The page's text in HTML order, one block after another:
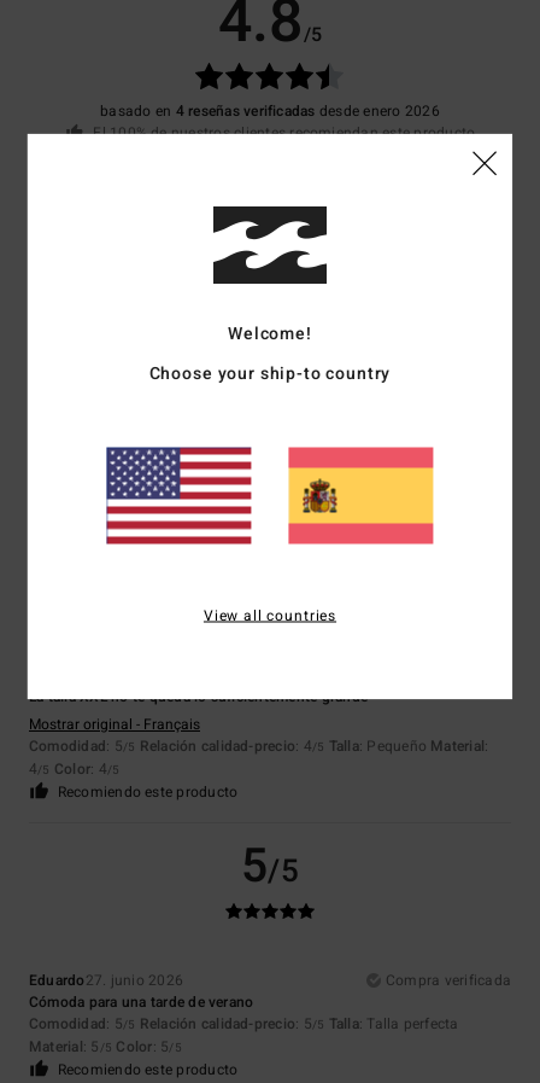
4.8/5
basado en 4 reseñas verificadas desde enero 2026
El 100% de nuestros clientes recomiendan este producto
Demasiado grande
5
La talla XXL no te queda lo suficientemente grande
Mostrar original - Français
Comodidad: 5/5 Relación calidad-precio: 4/5 Talla: Pequeño Material:
4/5 Color: 4/5
Recomiendo este producto
5/5
Eduardo27. junio 2026
Compra verificada
Cómoda para una tarde de verano
Comodidad: 5/5 Relación calidad-precio: 5/5 Talla: Talla perfecta
Material: 5 /5 Color: 5/5
Recomiendo este producto
Welcome!
Choose your ship-to country
View all countries